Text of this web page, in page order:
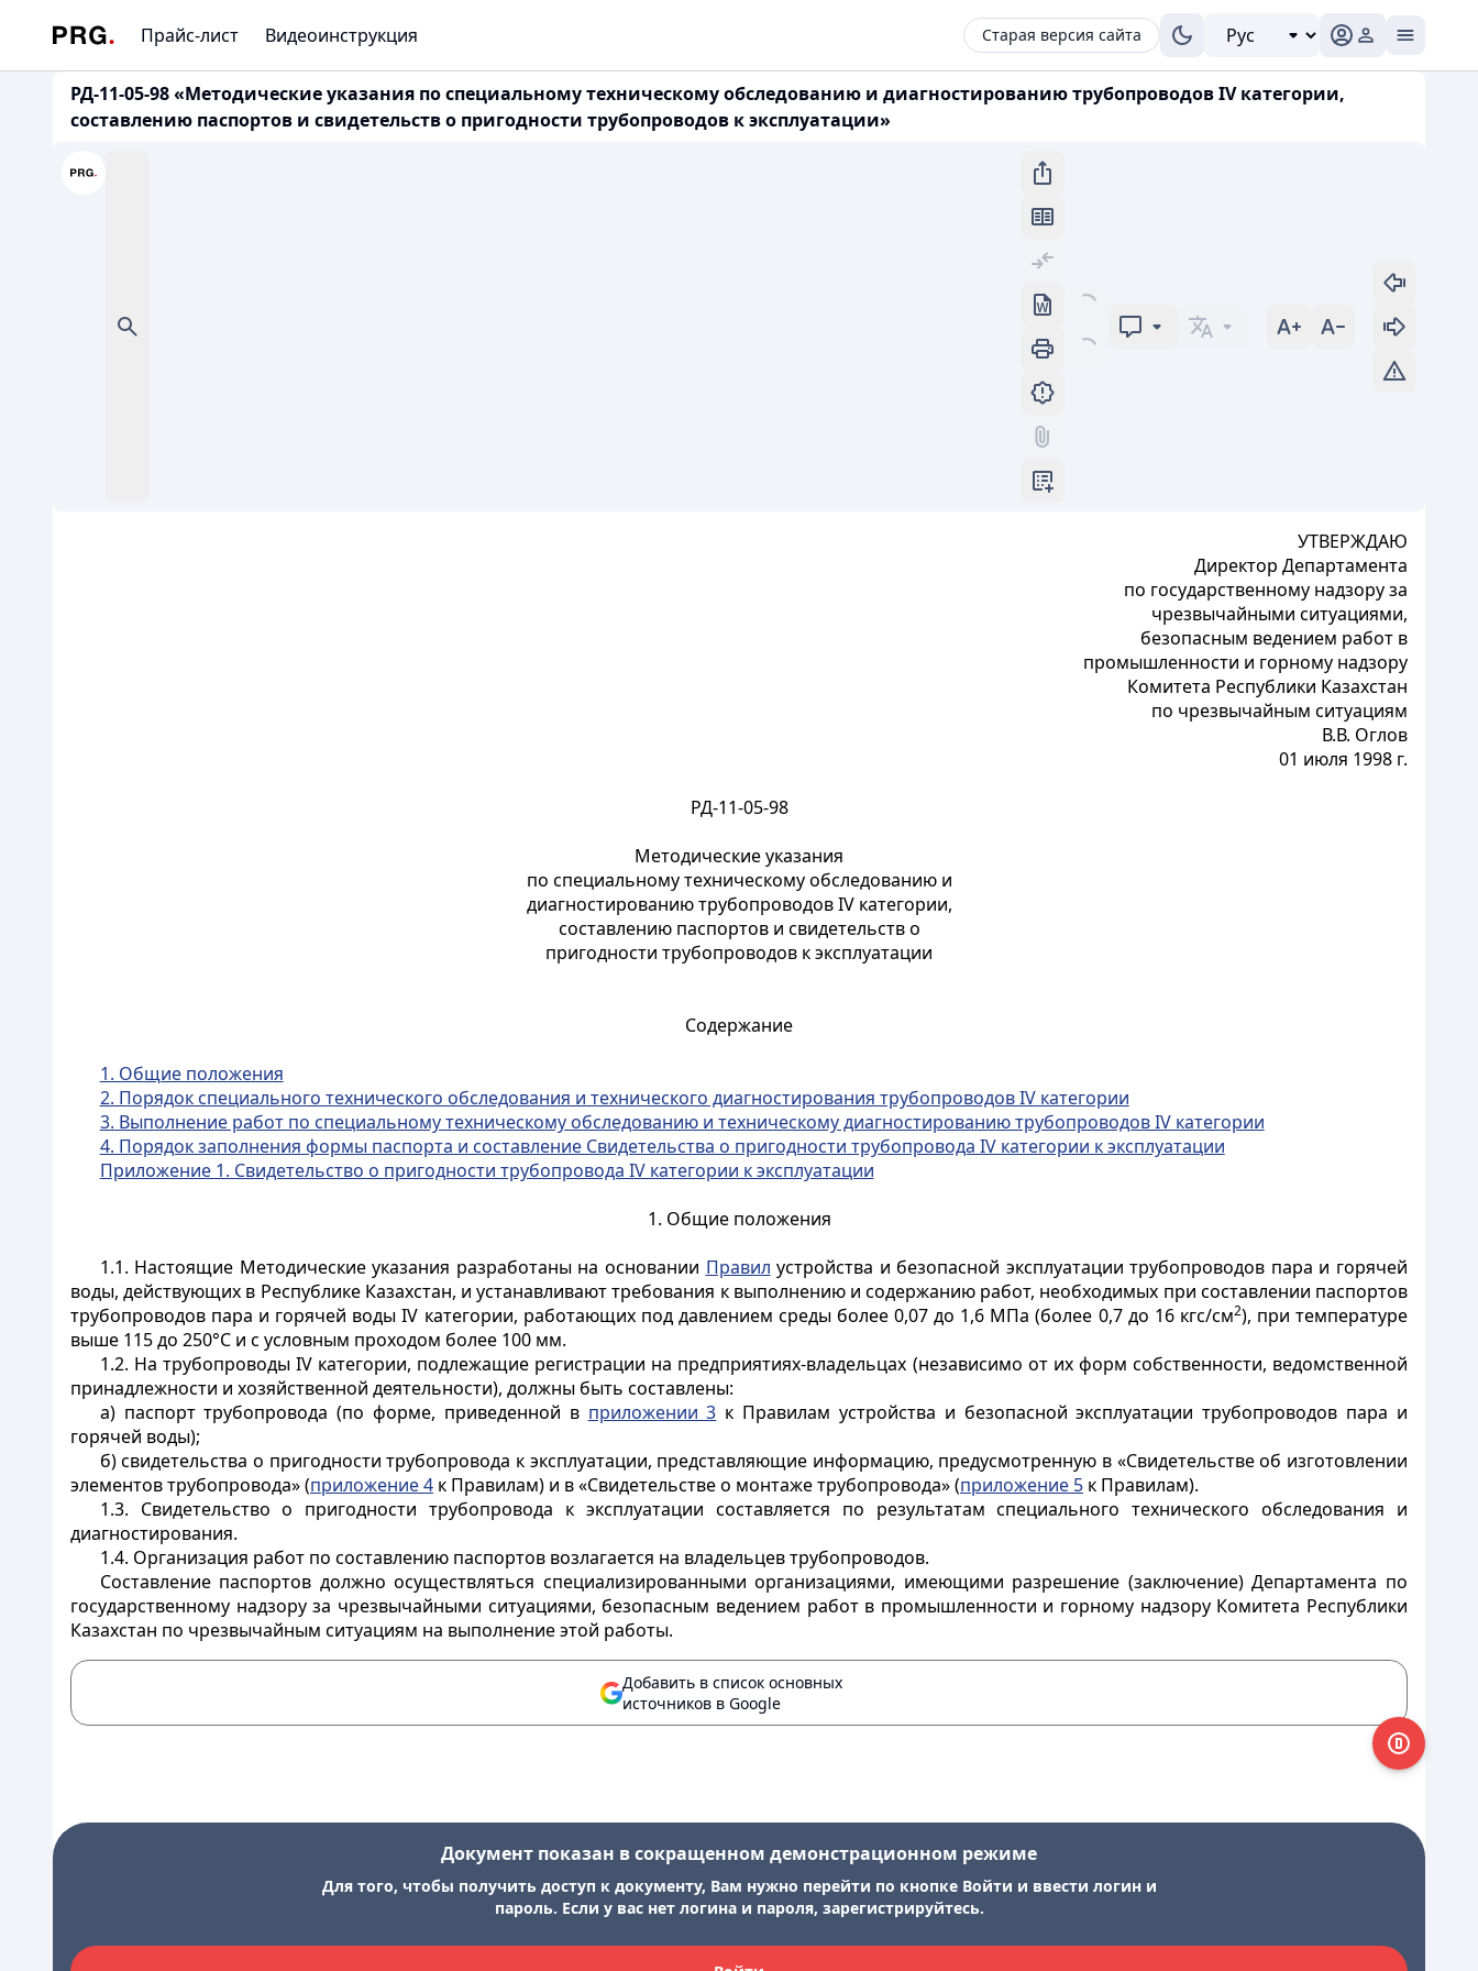
Прайс-лист Видеоинструкция Старая версия сайта
РД-11-05-98 «Методические указания по специальному техническому обследованию и диагностированию трубопроводов IV категории,
составлению паспортов и свидетельств о пригодности трубопроводов к эксплуатации»
УТВЕРЖДАЮ
Директор Департамента
по государственному надзору за
чрезвычайными ситуациями,
безопасным ведением работ в
промышленности и горному надзору
Комитета Республики Казахстан
по чрезвычайным ситуациям
В.В. Оглов
01 июля 1998 г.
РД-11-05-98
Методические указания
по специальному техническому обследованию и
диагностированию трубопроводов IV категории,
составлению паспортов и свидетельств о
пригодности трубопроводов к эксплуатации
Содержание
1. Общие положения
2. Порядок специального технического обследования и технического диагностирования трубопроводов IV категории
3. Выполнение работ по специальному техническому обследованию и техническому диагностированию трубопроводов IV категории
4. Порядок заполнения формы паспорта и составление Свидетельства о пригодности трубопровода IV категории к эксплуатации
Приложение 1. Свидетельство о пригодности трубопровода IV категории к эксплуатации
1. Общие положения
1.1. Настоящие Методические указания разработаны на основании Правил устройства и безопасной эксплуатации трубопроводов пара и горячей
воды, действующих в Республике Казахстан, и устанавливают требования к выполнению и содержанию работ, необходимых при составлении паспортов
трубопроводов пара и горячей воды IV категории, работающих под давлением среды более 0,07 до 1,6 МПа (более 0,7 до 16 кгс/см2), при температуре
выше 115 до 250°С и с условным проходом более 100 мм.
1.2. На трубопроводы IV категории, подлежащие регистрации на предприятиях-владельцах (независимо от их форм собственности, ведомственной
принадлежности и хозяйственной деятельности), должны быть составлены:
а) паспорт трубопровода (по форме, приведенной в приложении 3 к Правилам устройства и безопасной эксплуатации трубопроводов пара и
горячей воды);
б) свидетельства о пригодности трубопровода к эксплуатации, представляющие информацию, предусмотренную в «Свидетельстве об изготовлении
элементов трубопровода» (приложение 4 к Правилам) и в «Свидетельстве о монтаже трубопровода» (приложение 5 к Правилам).
1.3. Свидетельство о пригодности трубопровода к эксплуатации составляется по результатам специального технического обследования и
диагностирования.
1.4. Организация работ по составлению паспортов возлагается на владельцев трубопроводов.
Составление паспортов должно осуществляться специализированными организациями, имеющими разрешение (заключение) Департамента по
государственному надзору за чрезвычайными ситуациями, безопасным ведением работ в промышленности и горному надзору Комитета Республики
Казахстан по чрезвычайным ситуациям на выполнение этой работы.
Добавить в список основных
источников в Google
Документ показан в сокращенном демонстрационном режиме
Для того, чтобы получить доступ к документу, Вам нужно перейти по кнопке Войти и ввести логин и
пароль. Если у вас нет логина и пароля, зарегистрируйтесь.